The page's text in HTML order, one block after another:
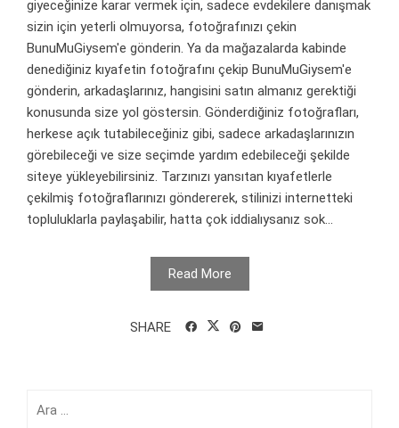
giyeceğinize karar vermek için, sadece evdekilere danışmak
sizin için yeterli olmuyorsa, fotoğrafınızı çekin
BunuMuGiysem'e gönderin. Ya da mağazalarda kabinde
denediğiniz kıyafetin fotoğrafını çekip BunuMuGiysem'e
gönderin, arkadaşlarınız, hangisini satın almanız gerektiği
konusunda size yol göstersin. Gönderdiğiniz fotoğrafları,
herkese açık tutabileceğiniz gibi, sadece arkadaşlarınızın
görebileceği ve size seçimde yardım edebileceği şekilde
siteye yükleyebilirsiniz. Tarzınızı yansıtan kıyafetlerle
çekilmiş fotoğraflarınızı göndererek, stilinizi internetteki
topluluklarla paylaşabilir, hatta çok iddialıysanız sok...
Read More
SHARE